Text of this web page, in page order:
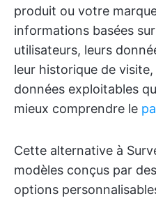
produit ou votre
informations basées
utilisateurs, leurs
leur historique de
données exploitables
mieux comprendre le
Cette alternative à
modèles conçus par
options